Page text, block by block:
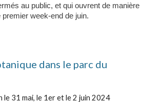
au public, et qui ouvrent de manière
premier week-end de juin.
dans le parc du
le 31 mai, le 1er et le 2 juin 2024